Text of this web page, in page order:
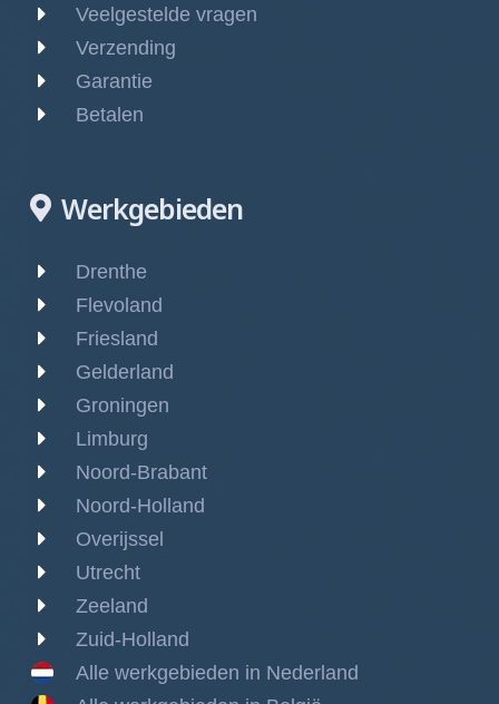
Veelgestelde vragen
Verzending
Garantie
Betalen
Werkgebieden
Drenthe
Flevoland
Friesland
Gelderland
Groningen
Limburg
Noord-Brabant
Noord-Holland
Overijssel
Utrecht
Zeeland
Zuid-Holland
Alle werkgebieden in Nederland